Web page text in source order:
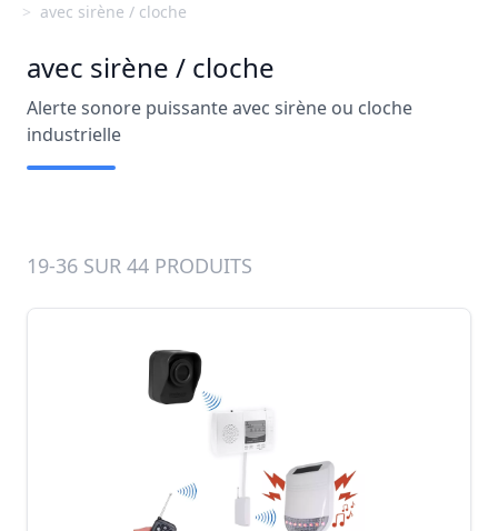
> avec sirène / cloche
avec sirène / cloche
Alerte sonore puissante avec sirène ou cloche
industrielle
19-36 SUR 44 PRODUITS